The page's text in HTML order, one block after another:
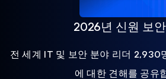
2026년 신원 보
전 세계 IT 및 보안 분야 리더 2,930
에 대한 견해를 공유